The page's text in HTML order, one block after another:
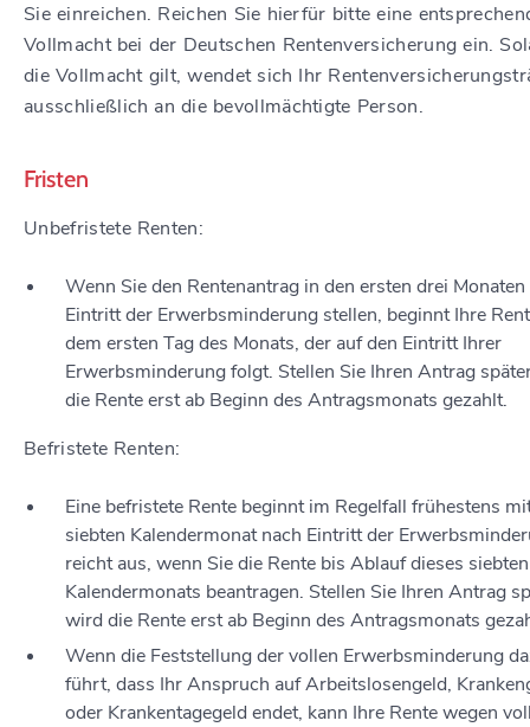
Sie einreichen. Reichen Sie hierfür bitte eine
Vollmacht bei der Deutschen Rentenversicherung ein.
die Vollmacht gilt, wendet sich Ihr
ausschließlich an die bevollmächtigte Person.
Fristen
Unbefristete Renten:
Wenn Sie den Rentenantrag in den ersten drei
Eintritt der Erwerbsminderung stellen, beginnt Ihre
dem ersten Tag des Monats, der auf den Eintritt Ihrer
Erwerbsminderung folgt. Stellen Sie Ihren Antrag
die Rente erst ab Beginn des Antragsmonats gezahlt.
Befristete Renten:
Eine befristete Rente beginnt im Regelfall frühestens
siebten Kalendermonat nach Eintritt der
reicht aus, wenn Sie die Rente bis Ablauf dieses siebten
Kalendermonats beantragen. Stellen Sie Ihren Antrag
wird die Rente erst ab Beginn des Antragsmonats
Wenn die Feststellung der vollen Erwerbsminderung
führt, dass Ihr Anspruch auf Arbeitslosengeld,
oder Krankentagegeld endet, kann Ihre Rente wegen